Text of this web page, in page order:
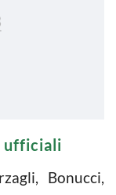
ufficiali
Bonucci,